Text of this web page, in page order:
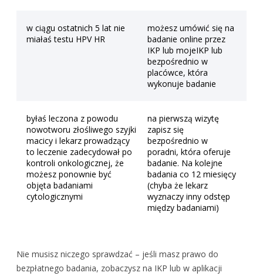
w ciągu ostatnich 5 lat nie
miałaś testu HPV HR
możesz umówić się na
badanie online przez
IKP lub mojeIKP lub
bezpośrednio w
placówce, która
wykonuje badanie
byłaś leczona z powodu
nowotworu złośliwego szyjki
macicy i lekarz prowadzący
to leczenie zadecydował po
kontroli onkologicznej, że
możesz ponownie być
objęta badaniami
cytologicznymi
na pierwszą wizytę
zapisz się
bezpośrednio w
poradni, która oferuje
badanie. Na kolejne
badania co 12 miesięcy
(chyba że lekarz
wyznaczy inny odstęp
między badaniami)
Nie musisz niczego sprawdzać – jeśli masz prawo do
bezpłatnego badania, zobaczysz na IKP lub w aplikacji